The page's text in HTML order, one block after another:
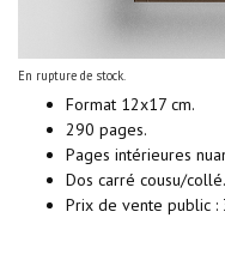
En rupture de stock.
Format 12x17 cm.
290 pages.
Pages intérieures
Dos carré cousu/
Prix de vente public :